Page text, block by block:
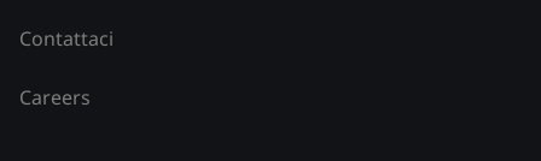
Contattaci
Careers